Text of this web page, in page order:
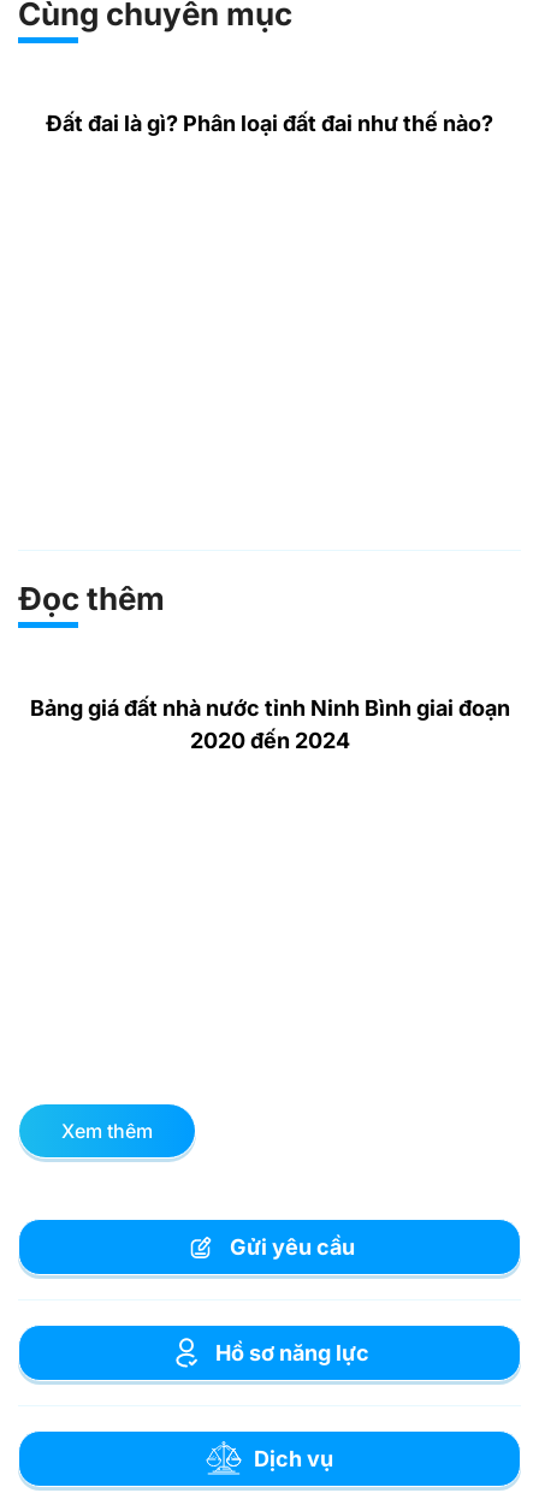
Cùng chuyên mục
Đất đai là gì? Phân loại đất đai như thế nào?
Đọc thêm
Bảng giá đất nhà nước tỉnh Ninh Bình giai đoạn
2020 đến 2024
Xem thêm
Gửi yêu cầu
Hồ sơ năng lực
Dịch vụ